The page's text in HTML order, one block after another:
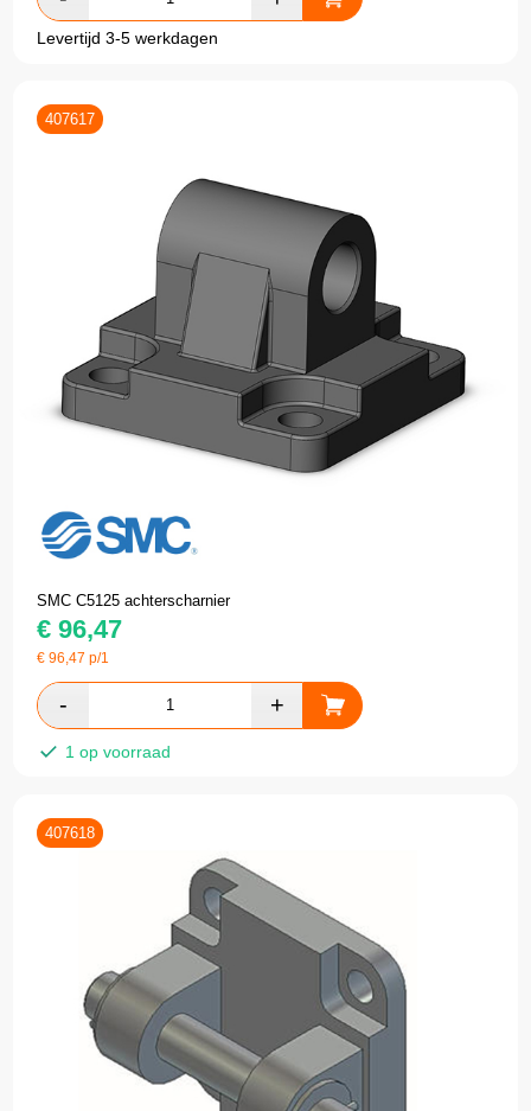
Levertijd 3-5 werkdagen
407617
SMC C5125 achterscharnier
€ 96,47
€96,47 p/1
1 op voorraad
407618